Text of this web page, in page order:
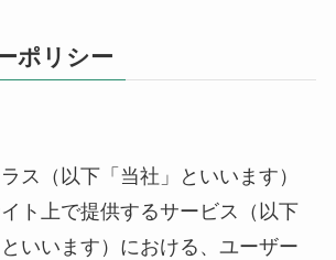
ポリシー
ス（以下「当社」といいます）
ト上で提供するサービス（以下
といいます）における、ユーザー